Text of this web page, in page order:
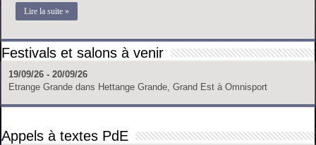
Lire la suite »
Festivals et salons à venir
19/09/26 - 20/09/26
Etrange Grande dans Hettange Grande, Grand Est à Omnisport
Appels à textes PdE